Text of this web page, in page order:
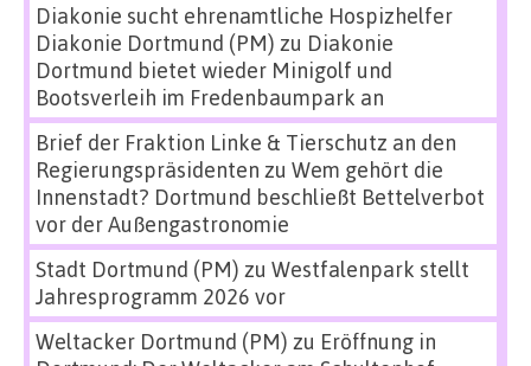
Diakonie sucht ehrenamtliche Hospizhelfer
Diakonie Dortmund (PM) zu Diakonie
Dortmund bietet wieder Minigolf und
Bootsverleih im Fredenbaumpark an
Brief der Fraktion Linke & Tierschutz an den
Regierungspräsidenten zu Wem gehört die
Innenstadt? Dortmund beschließt Bettelverbot
vor der Außengastronomie
Stadt Dortmund (PM) zu Westfalenpark stellt
Jahresprogramm 2026 vor
Weltacker Dortmund (PM) zu Eröffnung in